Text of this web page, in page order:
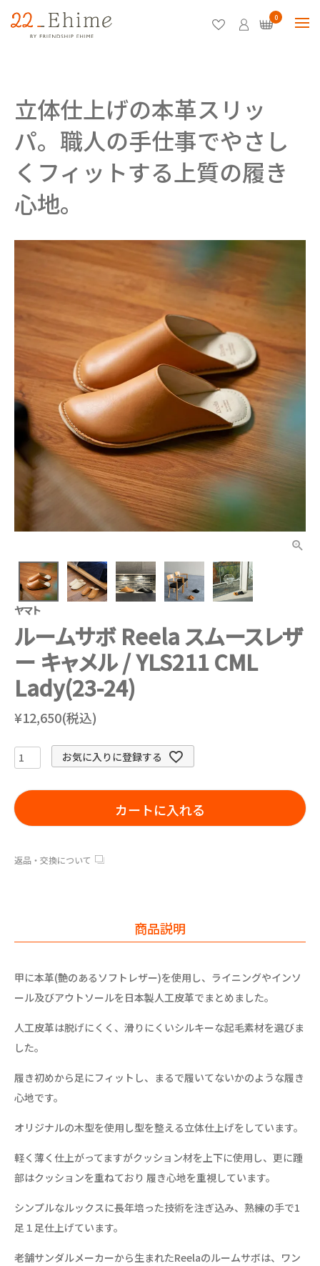
0
立体仕上げの本革スリッ
パ。職人の手仕事でやさし
くフィットする上質の履き
心地。
ヤマト
ルームサボ Reela スムースレザ
ー キャメル / YLS211 CML
Lady(23-24)
¥12,650(税込)
お気に入りに登録する
カートに入れる
返品・交換について
商品説明
甲に本革(艶のあるソフトレザー)を使用し、ライニングやインソ
ール及びアウトソールを日本製人工皮革でまとめました。
人工皮革は脱げにくく、滑りにくいシルキーな起毛素材を選びま
した。
履き初めから足にフィットし、まるで履いてないかのような履き
心地です。
オリジナルの木型を使用し型を整える立体仕上げをしています。
軽く薄く仕上がってますがクッション材を上下に使用し、更に踵
部はクッションを重ねており 履き心地を重視しています。
シンプルなルックスに長年培った技術を注ぎ込み、熟練の手で1
足１足仕上げています。
老舗サンダルメーカーから生まれたReelaのルームサボは、ワン